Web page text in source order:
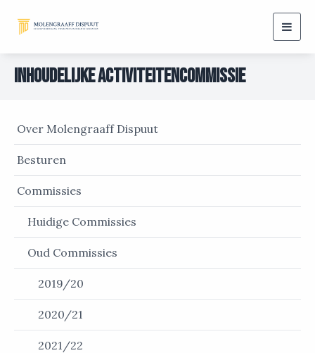
Inhoudelijke Activiteitencommissie
Over Molengraaff Dispuut
Besturen
Commissies
Huidige Commissies
Oud Commissies
2019/20
2020/21
2021/22